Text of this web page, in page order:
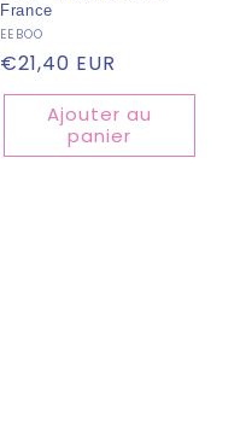
France
Fournisseur :
EEBOO
Prix
habituel
€21,40 EUR
Ajouter au
panier